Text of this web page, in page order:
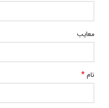
معایب
نام*